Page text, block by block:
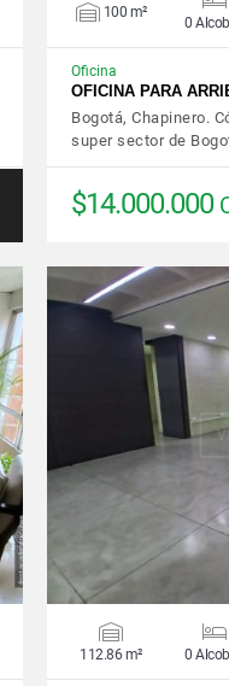
100 m²
0
Oficina
OFICINA PARA
Bogotá, Chapinero.
super sector de
$14.000.000
112.86 m² 0